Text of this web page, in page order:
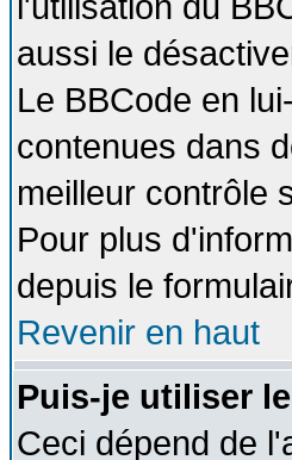
aussi le
Le BBCode en
contenues dans
meilleur contrôle
Pour plus
depuis le
Revenir en haut
Puis-je utiliser
Ceci dépend de